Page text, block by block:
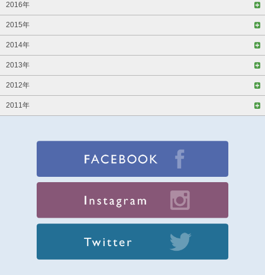
2016年
2015年
2014年
2013年
2012年
2011年